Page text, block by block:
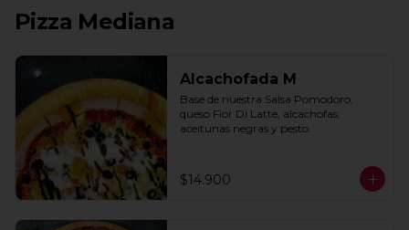
Pizza Mediana
Alcachofada M
Base de nuestra Salsa Pomodoro,
queso Fior Di Latte, alcachofas,
aceitunas negras y pesto.
$14.900